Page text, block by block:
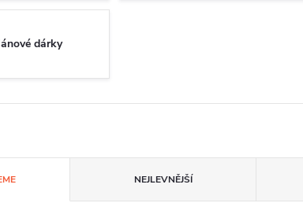
dárky
NEJLEVNĚJŠÍ